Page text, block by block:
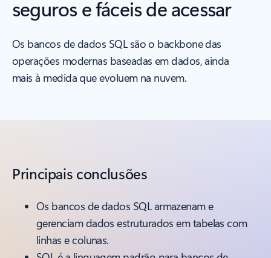
seguros e fáceis de acessar
Os bancos de dados SQL são o backbone das
operações modernas baseadas em dados, ainda
mais à medida que evoluem na nuvem.
Principais conclusões
Os bancos de dados SQL armazenam e
gerenciam dados estruturados em tabelas com
linhas e colunas.